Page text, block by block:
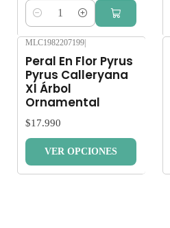
Cantidad
MLC1982207199
Peral En Flor Pyrus
Pyrus Calleryana
Xl Árbol
Ornamental
$17.990
VER OPCIONES